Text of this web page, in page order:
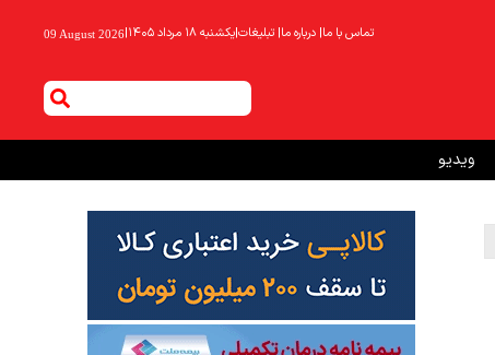
تماس با ما| درباره ما| تبلیغات|یکشنبه ۱۸ مرداد ۱۴۰۵ |
09 August 2026
ویدیو